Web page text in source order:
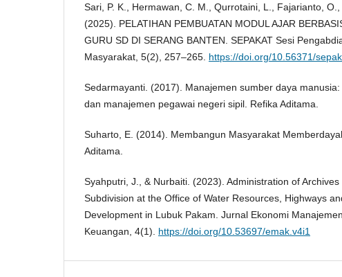
Sari, P. K., Hermawan, C. M., Qurrotaini, L., Fajarianto, O.,
(2025). PELATIHAN PEMBUATAN MODUL AJAR
GURU SD DI SERANG BANTEN. SEPAKAT Sesi
Masyarakat, 5(2), 257–265. https://doi.org/10.56371/
Sedarmayanti. (2017). Manajemen sumber daya
dan manajemen pegawai negeri sipil. Refika Aditama.
Suharto, E. (2014). Membangun Masyarakat
Aditama.
Syahputri, J., & Nurbaiti. (2023). Administration of
Subdivision at the Office of Water Resources, Highways
Development in Lubuk Pakam. Jurnal Ekonomi
Keuangan, 4(1). https://doi.org/10.53697/emak.v4i1